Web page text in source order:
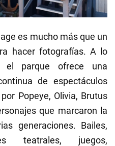
es mucho más que un
hacer fotografías. A lo
el parque ofrece una
de espectáculos
Popeye, Olivia, Brutus
que marcaron la
generaciones. Bailes,
teatrales, juegos,